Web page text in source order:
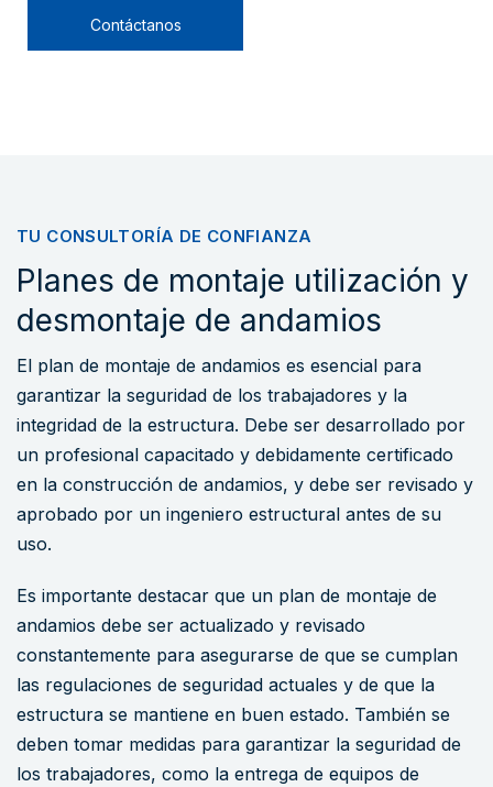
Contáctanos
TU CONSULTORÍA DE CONFIANZA
Planes de montaje utilización y
desmontaje de andamios
El plan de montaje de andamios es esencial para
garantizar la seguridad de los trabajadores y la
integridad de la estructura. Debe ser desarrollado por
un profesional capacitado y debidamente certificado
en la construcción de andamios, y debe ser revisado y
aprobado por un ingeniero estructural antes de su
uso.
Es importante destacar que un plan de montaje de
andamios debe ser actualizado y revisado
constantemente para asegurarse de que se cumplan
las regulaciones de seguridad actuales y de que la
estructura se mantiene en buen estado. También se
deben tomar medidas para garantizar la seguridad de
los trabajadores, como la entrega de equipos de